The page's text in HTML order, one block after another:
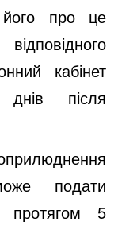
про це
кабінет
після
подати
протягом 5